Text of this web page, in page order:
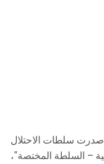
عشر من شهر حزيران من العام 2026، أصدرت سلطات الاحتلال
– السلطة المختصة"،